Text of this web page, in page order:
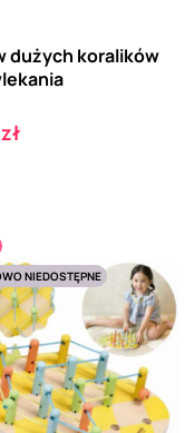
dużych koralików
NIEDOSTĘPNE